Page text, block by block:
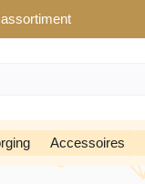
Accessoires